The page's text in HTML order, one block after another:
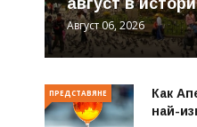
август в
Август 06, 2026
ПРЕДСТАВЯНЕ
Как
най-